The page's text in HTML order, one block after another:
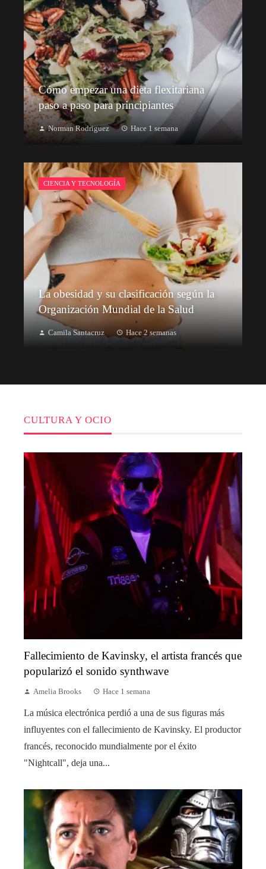
Cómo empezar una dieta flexitariana
paso a paso para principiantes
Norman Rodriguez Hace 1 semana
CIENCIA Y TECNOLOGÍA
La obesidad y su clasificación según la
Organización Mundial de la Salud
Camila Santacruz Hace 2 semanas
CULTURA Y OCIO
Fallecimiento de Kavinsky, el artista francés que
popularizó el sonido synthwave
Amelia Brooks Hace 1 semana
La música electrónica perdió a una de sus figuras más
influyentes con el fallecimiento de Kavinsky. El productor
francés, reconocido mundialmente por el éxito
"Nightcall", deja una...